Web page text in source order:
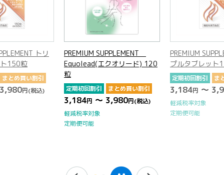
オリード) 120
まとめ買い割引
PREMIUM SUPPLEMENT トリ
プルタブレット150粒
定期初回割引
3,184円～ 3,980円(税込)
軽減税率対象
定期便可能
PREMIUM
Equolead(エク
粒
定期初回割引 ま
3,184円～
軽減税率対象